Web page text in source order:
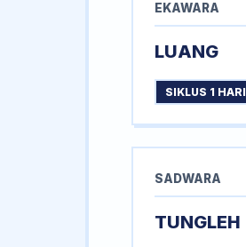
EKAWARA
LUANG
SIKLUS 1 HARI
SADWARA
TUNGLEH